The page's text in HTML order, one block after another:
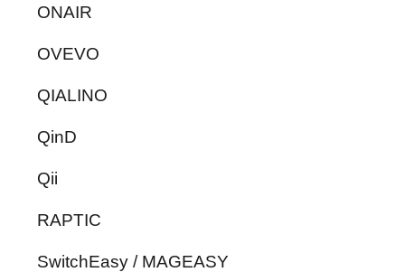
ONAIR
OVEVO
QIALINO
QinD
Qii
RAPTIC
SwitchEasy / MAGEASY